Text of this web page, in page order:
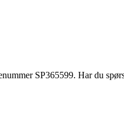
SP365599. Har du